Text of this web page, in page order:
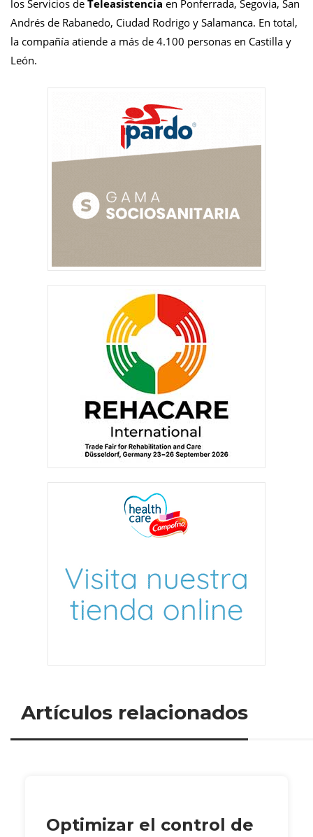
los Servicios de Teleasistencia en Ponferrada, Segovia, San
Andrés de Rabanedo, Ciudad Rodrigo y Salamanca. En total,
la compañía atiende a más de 4.100 personas en Castilla y
León.
Artículos relacionados
Optimizar el control de